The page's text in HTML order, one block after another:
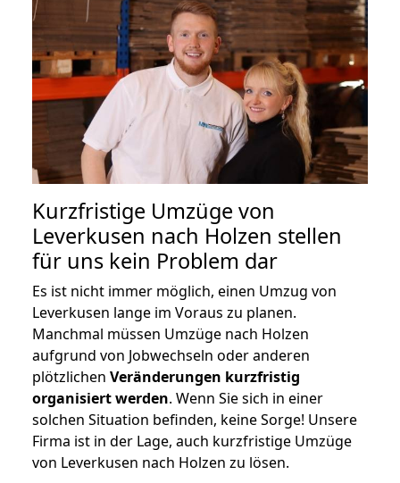
Kurzfristige Umzüge von
Leverkusen nach Holzen stellen
für uns kein Problem dar
Es ist nicht immer möglich, einen Umzug von
Leverkusen lange im Voraus zu planen.
Manchmal müssen Umzüge nach Holzen
aufgrund von Jobwechseln oder anderen
plötzlichen Veränderungen kurzfristig
organisiert werden. Wenn Sie sich in einer
solchen Situation befinden, keine Sorge! Unsere
Firma ist in der Lage, auch kurzfristige Umzüge
von Leverkusen nach Holzen zu lösen.